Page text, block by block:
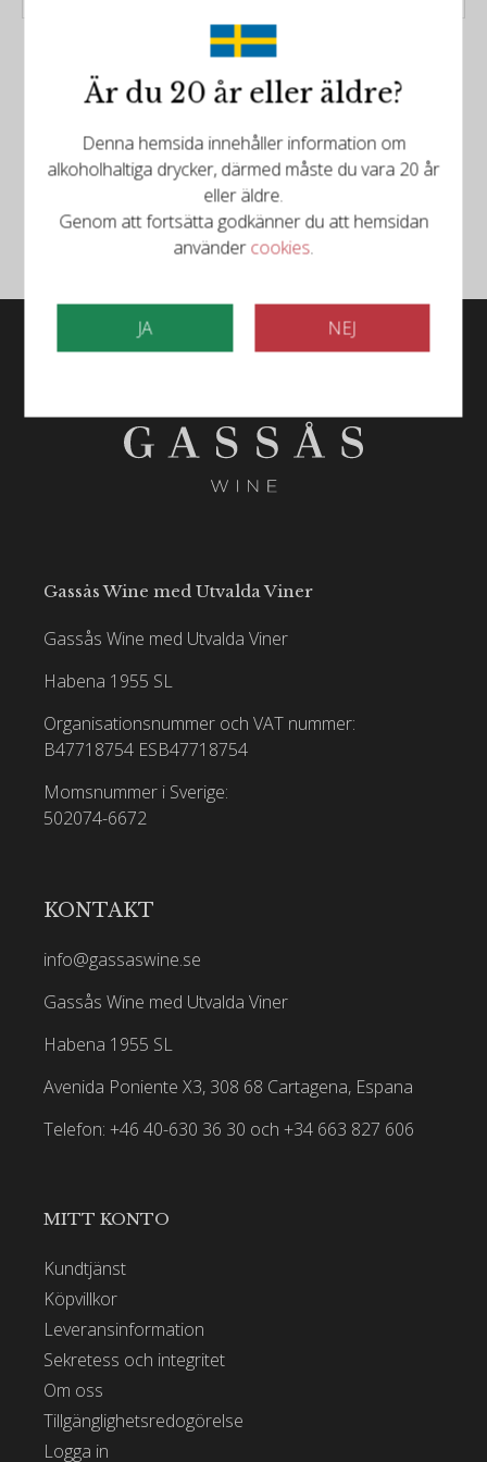
Följ oss på Facebook
Följ oss på Instagram
Gassås Wine med Utvalda Viner
Gassås Wine med Utvalda Viner
Habena 1955 SL
Organisationsnummer och VAT nummer:
B47718754 ESB47718754
Momsnummer i Sverige:
502074-6672
KONTAKT
info@gassaswine.se
Gassås Wine med Utvalda Viner
Habena 1955 SL
Avenida Poniente X3, 308 68 Cartagena, Espana
Telefon: +46 40-630 36 30 och +34 663 827 606
MITT KONTO
Kundtjänst
Köpvillkor
Leveransinformation
Sekretess och integritet
Om oss
Tillgänglighetsredogörelse
Logga in
Är du 20 år eller äldre?
Denna hemsida innehåller information om
alkoholhaltiga drycker, därmed måste du vara 20 år
eller äldre.
Genom att fortsätta godkänner du att hemsidan
användercookies.
JA NEJ